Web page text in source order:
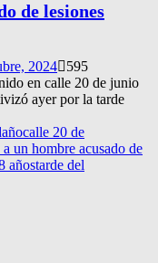
de lesiones
2024
595
en calle 20 de junio
ayer por la tarde
calle 20 de
un hombre acusado de
añostarde del